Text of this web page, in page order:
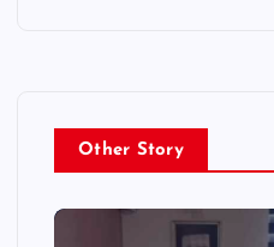
Other Story